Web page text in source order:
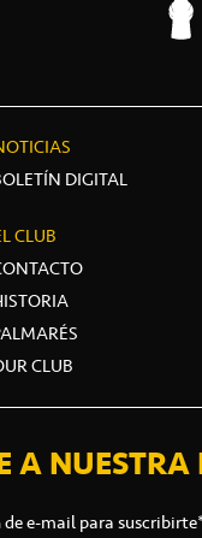
DIGITAL
CLUB
CLUB
A
e-mail para